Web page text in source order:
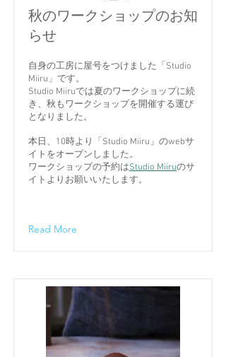
秋のワークショップのお知
らせ
自身の工房に屋号をつけました「Studio
Miiru」です。
Studio Miiruでは夏のワークショップに続
き、秋もワークショップを開催する運び
となりました。
本日、10時より「Studio Miiru」のwebサ
イトをオープンしました。
ワークショップの予約はStudio Miiruのサ
イトよりお願いいたします。
Read More